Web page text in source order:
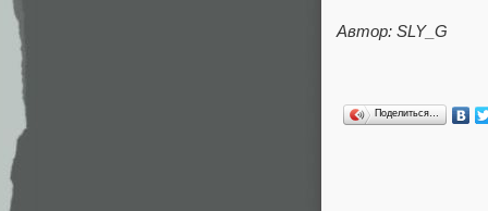
Автор: SLY_G
Поделиться…